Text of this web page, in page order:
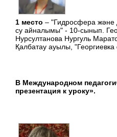
1 место – "Гидросфера және
су айналымы" - 10-сынып.
Нурсултанова Нургуль
Қалбатау ауылы,
В Международном
презентация к уроку».